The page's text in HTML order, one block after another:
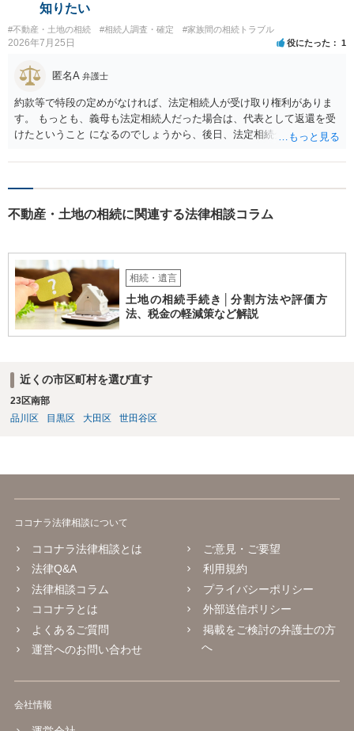
知りたい
#不動産・土地の相続 #相続人調査・確定 #家族間の相続トラブル
2026年7月25日 役にたった 1
匿名A 弁護士
約款等で特段の定めがなければ、法定相続人が受け取り権利がありま
す。 もっとも、義母も法定相続人だった場合は、代表として返還を受
けたということ になるのでしょうから、後日、法定相続分に基づいて
不動産・土地の相続に関連する法律相談コラム
相続・遺言
土地の相続手続き│分割方法や評価方
法、税金の軽減策など解説
近くの市区町村を選び直す
23区南部
品川区
目黒区 大田区 世田谷区
ココナラ法律相談について
ココナラ法律相談とは
法律Q&A
法律相談コラム
ココナラとは
よくあるご質問
運営へのお問い合わせ
ご意見・ご要望
利用規約
プライバシーポリシー
外部送信ポリシー
掲載をご検討の弁護士の方
へ
会社情報